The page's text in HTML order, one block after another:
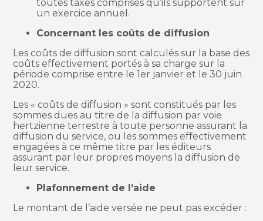
toutes taxes comprises qu’ils supportent sur
un exercice annuel.
Concernant les coûts de diffusion
Les coûts de diffusion sont calculés sur la base des
coûts effectivement portés à sa charge sur la
période comprise entre le 1er janvier et le 30 juin
2020.
Les « coûts de diffusion » sont constitués par les
sommes dues au titre de la diffusion par voie
hertzienne terrestre à toute personne assurant la
diffusion du service, ou les sommes effectivement
engagées à ce même titre par les éditeurs
assurant par leur propres moyens la diffusion de
leur service.
Plafonnement de l’aide
Le montant de l’aide versée ne peut pas excéder :